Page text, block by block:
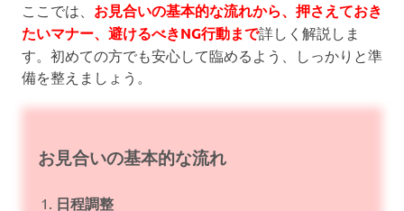
ここでは、 お見合いの基本的な流れから、押さえておき
たいマナー、避けるべきNG行動まで詳しく解説しま
す。初めての方でも安心して臨めるよう、しっかりと準
備を整えましょう。
お見合いの基本的な流れ
日程調整